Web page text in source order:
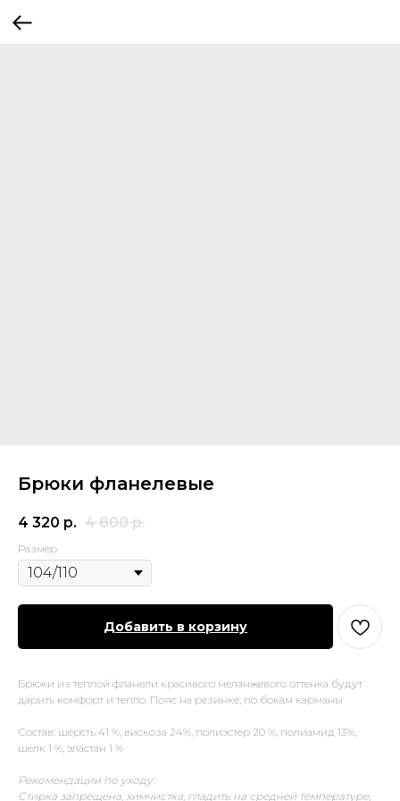
Брюки фланелевые
4 320 р. 4 800 р.
Размер
Добавить в корзину
Брюки из теплой фланели красивого меланжевого оттенка будут
дарить комфорт и тепло. Пояс на резинке, по бокам карманы
Состав: шерсть 41 %, вискоза 24%, полиэстер 20 %, полиамид 13%,
шелк 1 %, эластан 1 %
Рекомендации по уходу:
Стирка запрещена, химчистка, гладить на средней температуре,